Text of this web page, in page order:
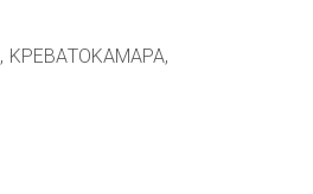
ΚΡΕΒΑΤΟΚΑΜΑΡΑ